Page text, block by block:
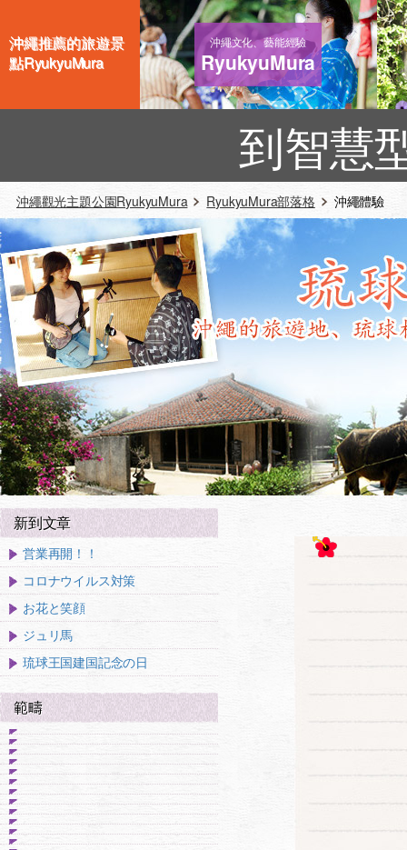
沖繩推薦的旅遊景
點RyukyuMura
沖繩文化、藝能經驗
RyukyuMura
到智慧
沖繩觀光主題公園RyukyuMura RyukyuMura部落格 沖繩體驗
新到文章
営業再開！！
コロナウイルス対策
お花と笑顔
ジュリ馬
琉球王国建国記念の日
範疇